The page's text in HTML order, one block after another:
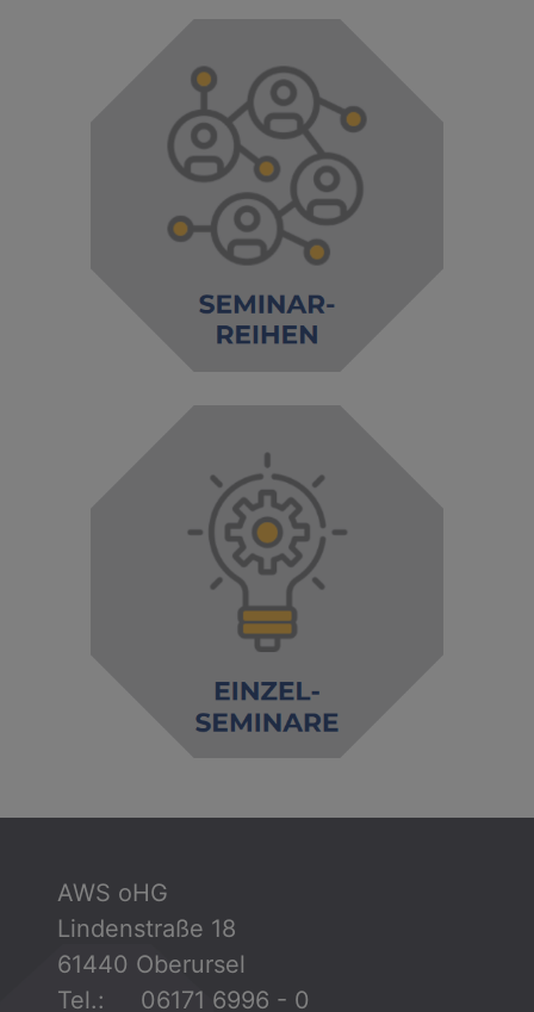
AWS oHG
Lindenstraße 18
61440 Oberursel
Tel.: 06171 6996 - 0